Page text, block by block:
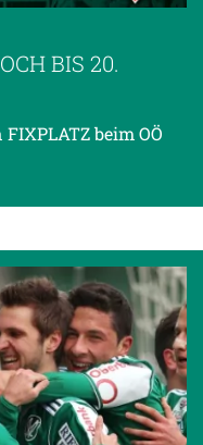
BIS 20.
beim OÖ